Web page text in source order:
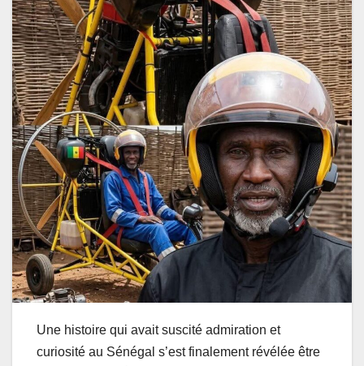
Une histoire qui avait suscité admiration et
curiosité au Sénégal s’est finalement révélée être